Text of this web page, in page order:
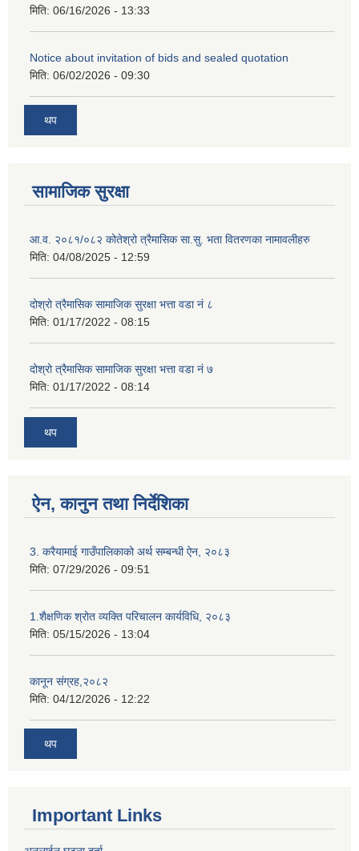
मिति: 06/16/2026 - 13:33
Notice about invitation of bids and sealed quotation
मिति: 06/02/2026 - 09:30
थप
सामाजिक सुरक्षा
आ.व. २०८१/०८२ कोतेश्रो त्रैमासिक सा.सु. भता वितरणका नामावलीहरु
मिति: 04/08/2025 - 12:59
दोश्रो त्रैमासिक सामाजिक सुरक्षा भत्ता वडा नं ८
मिति: 01/17/2022 - 08:15
दोश्रो त्रैमासिक सामाजिक सुरक्षा भत्ता वडा नं ७
मिति: 01/17/2022 - 08:14
थप
ऐन, कानुन तथा निर्देशिका
3. करैयामाई गाउँपालिकाको अर्थ सम्बन्धी ऐन, २०८३
मिति: 07/29/2026 - 09:51
1.शैक्षणिक श्रोत व्यक्ति परिचालन कार्यविधि, २०८३
मिति: 05/15/2026 - 13:04
कानून संग्रह,२०८२
मिति: 04/12/2026 - 12:22
थप
Important Links